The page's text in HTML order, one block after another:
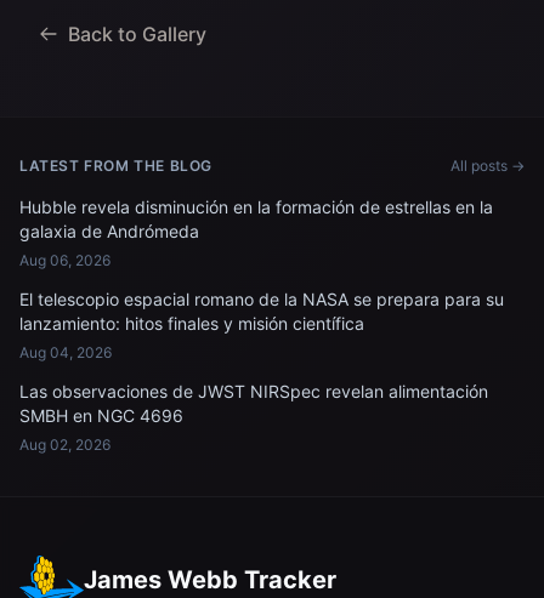
Back to Gallery
LATEST FROM THE BLOG All posts →
Hubble revela disminución en la formación de estrellas en la
galaxia de Andrómeda
Aug 06, 2026
El telescopio espacial romano de la NASA se prepara para su
lanzamiento: hitos finales y misión científica
Aug 04, 2026
Las observaciones de JWST NIRSpec revelan alimentación
SMBH en NGC 4696
Aug 02, 2026
James Webb Tracker